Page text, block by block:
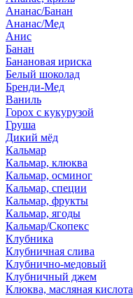
Ананас/Банан
Ананас/Мед
Анис
Банан
Банановая ириска
Белый шоколад
Бренди-Мед
Ваниль
Горох с кукурузой
Груша
Дикий мёд
Кальмар
Кальмар, клюква
Кальмар, осминог
Кальмар, специи
Кальмар, фрукты
Кальмар, ягоды
Кальмар/Скопекс
Клубника
Клубничная слива
Клубнично-медовый
Клубничный джем
Клюква, масляная кислота